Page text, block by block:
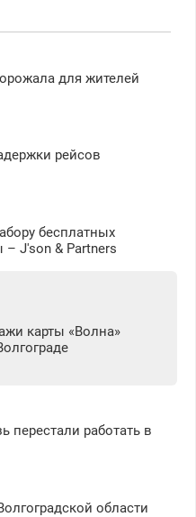
для жителей
рейсов
бесплатных
J'son & Partners
карты «Волна»
перестали работать в
области